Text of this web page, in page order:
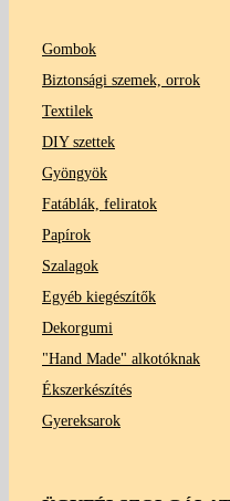
Gombok
Biztonsági szemek, orrok
Textilek
DIY szettek
Gyöngyök
Fatáblák, feliratok
Papírok
Szalagok
Egyéb kiegészítők
Dekorgumi
"Hand Made" alkotóknak
Ékszerkészítés
Gyereksarok